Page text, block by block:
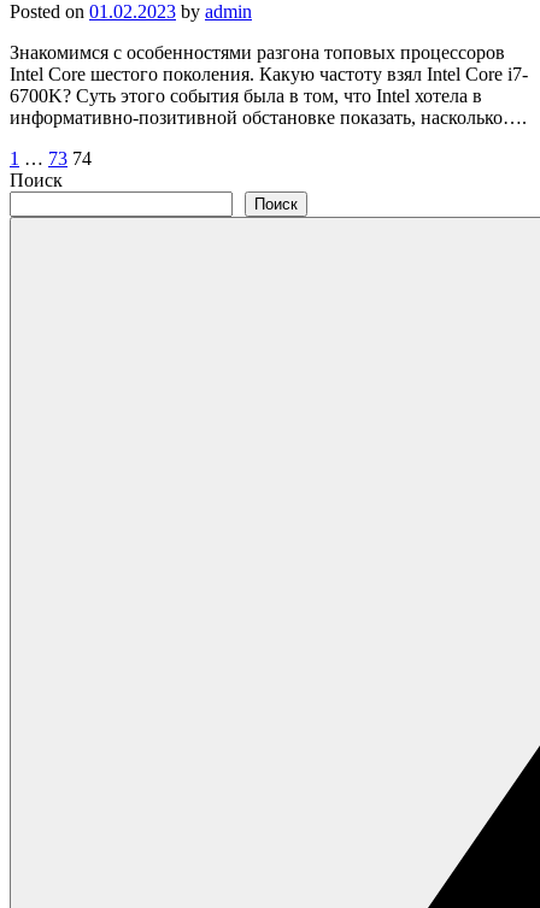
Posted on 01.02.2023 by admin
Знакомимся с особенностями разгона топовых процессоров
Intel Core шестого поколения. Какую частоту взял Intel Core i7-
6700K? Суть этого события была в том, что Intel хотела в
информативно-позитивной обстановке показать, насколько….
Пагинация
записей
1 … 73 74
Поиск
Поиск